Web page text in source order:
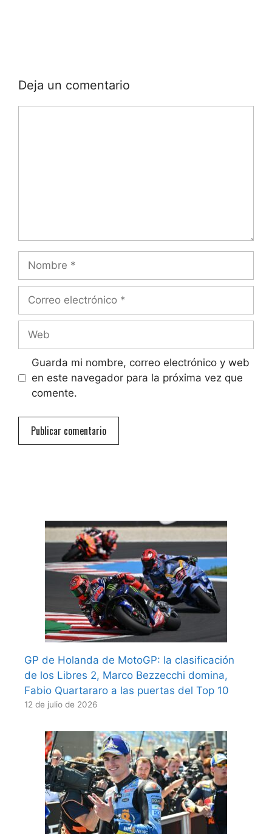
Deja un comentario
Nombre
Correo
Web
Guarda mi nombre, correo electrónico y web
en este navegador para la próxima vez que
comente.
GP de Holanda de MotoGP: la clasificación
de los Libres 2, Marco Bezzecchi domina,
Fabio Quartararo a las puertas del Top 10
12 de julio de 2026